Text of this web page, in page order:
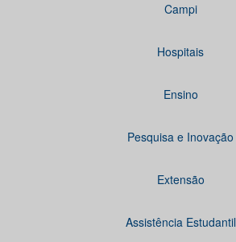
Campi
Hospitais
Ensino
Pesquisa e Inovação
Extensão
Assistência Estudantil